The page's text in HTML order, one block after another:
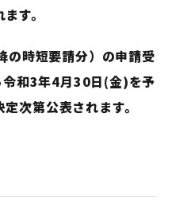
す。
の時短要請分）の申請受
和3年4月30日(金)を予
次第公表されます。